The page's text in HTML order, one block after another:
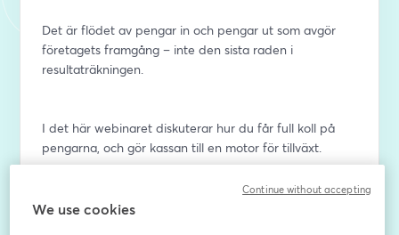
Det är flödet av pengar in och pengar ut som avgör
företagets framgång – inte den sista raden i
resultaträkningen.
I det här webinaret diskuterar hur du får full koll på
pengarna, och gör kassan till en motor för tillväxt.
Det här får du med dig i webinaret:
We use cookies
Continue without accepting